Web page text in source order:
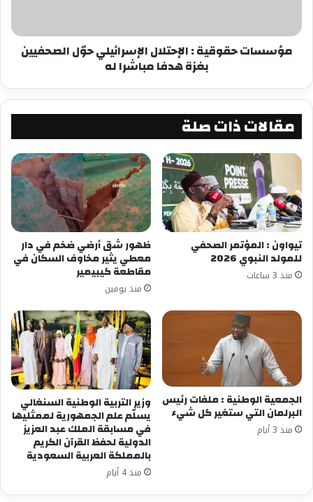
مركز الصحراء
فيس بوك X
معجب بهذه:
مؤسسات حقوقية : الإحتلال الإسرائيلي حوّل الصحفيين
بغزة هدفا مباشرا له
مقالات ذات صلة
تيواون : المؤتمر الصحفي
للمولد النبوي 2026
منذ 3 ساعات
ظهور شق أرضي ضخم في دار
معطي يثير مخاوف السكان في
مقاطعة كيبيمير
منذ يومين
الجمعية الوطنية : ملفات رئيس
البرلمان التي ستغير كل شيء
منذ 3 أيام
وزير التربية الوطنية السنغالي
يسلّم علم الجمهورية لممثليها
في مسابقة الملك عبد العزيز
الدولية لحفظ القرآن الكريم
بالمملكة العربية السعودية
منذ 4 أيام